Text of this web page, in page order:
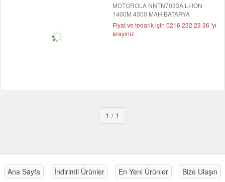
MOTOROLA NNTN7033A LI-ION
1400M 4300 MAH BATARYA
Fiyat ve tedarik için 0216 232 23 36 'yı
arayınız
1 / 1
Ana Sayfa İndirimli Ürünler En Yeni Ürünler Bize Ulaşın